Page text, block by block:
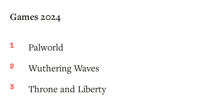
Games 2024
Palworld
Wuthering Waves
Throne and Liberty